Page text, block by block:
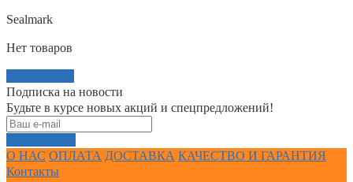
Sealmark
Нет товаров
Подписка на новости
Будьте в курсе новых акций и спецпредложений!
О НАС ОПЛАТА ДОСТАВКА КАЧЕСТВО И ГАРАНТИЯ
Контакты